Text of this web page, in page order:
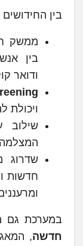
בין
ממשק
בין
ודואר
ויכולת
שילוב
המצלמה
חדשות
במערכת גם
חדשה,